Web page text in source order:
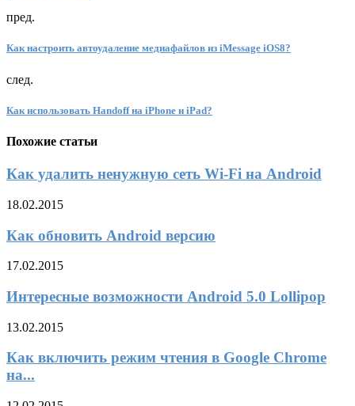
пред.
Как настроить автоудаление медиафайлов из iMessage iOS8?
след.
Как использовать Handoff на iPhone и iPad?
Похожие статьи
Как удалить ненужную сеть Wi-Fi на Android
18.02.2015
Как обновить Android версию
17.02.2015
Интересные возможности Android 5.0 Lollipop
13.02.2015
Как включить режим чтения в Google Chrome
на...